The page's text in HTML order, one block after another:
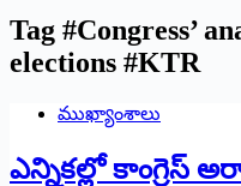
Tag #Congress’
elections #KTR
ముఖ్యాంశాలు
ఎన్నిక‌ల్లో కాంగ్రెస్